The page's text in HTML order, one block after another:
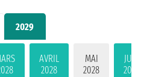
2029
AVRIL
2028
MAI
2028
JUIN
2028